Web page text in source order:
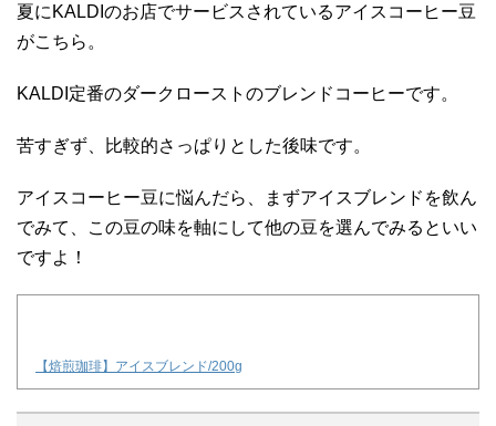
夏にKALDIのお店でサービスされているアイスコーヒー豆
がこちら。
KALDI定番のダークローストのブレンドコーヒーです。
苦すぎず、比較的さっぱりとした後味です。
アイスコーヒー豆に悩んだら、まずアイスブレンドを飲ん
でみて、この豆の味を軸にして他の豆を選んでみるといい
ですよ！
【焙煎珈琲】アイスブレンド/200g